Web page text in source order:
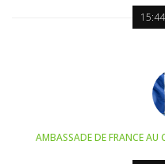
15:44
AMBASSADE DE FRANCE AU